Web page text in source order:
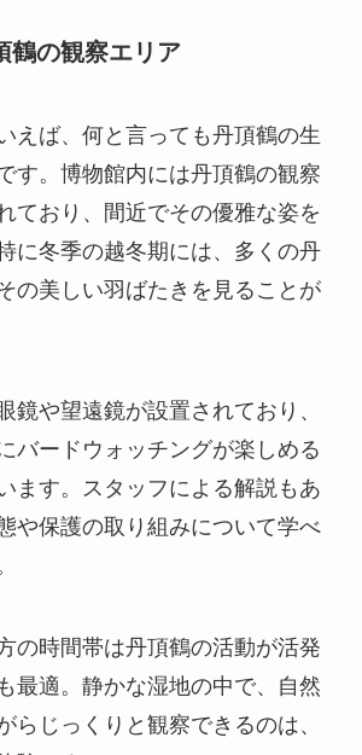
鶴の観察エリア
えば、何と言っても丹頂鶴の生
す。博物館内には丹頂鶴の観察
ており、間近でその優雅な姿を
に冬季の越冬期には、多くの丹
の美しい羽ばたきを見ることが
鏡や望遠鏡が設置されており、
バードウォッチングが楽しめる
ます。スタッフによる解説もあ
や保護の取り組みについて学べ
の時間帯は丹頂鶴の活動が活発
最適。静かな湿地の中で、自然
らじっくりと観察できるのは、